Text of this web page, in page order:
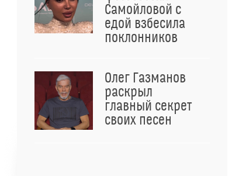
Самойловой с
едой взбесила
поклонников
Олег Газманов
раскрыл
главный секрет
своих песен